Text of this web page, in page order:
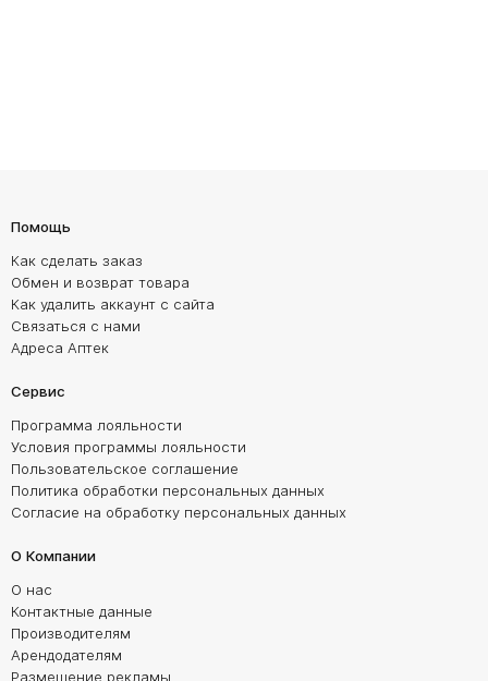
Помощь
Как сделать заказ
Обмен и возврат товара
Как удалить аккаунт с сайта
Связаться с нами
Адреса Аптек
Сервис
Программа лояльности
Условия программы лояльности
Пользовательское соглашение
Политика обработки персональных данных
Согласие на обработку персональных данных
О Компании
О нас
Контактные данные
Производителям
Арендодателям
Размещение рекламы